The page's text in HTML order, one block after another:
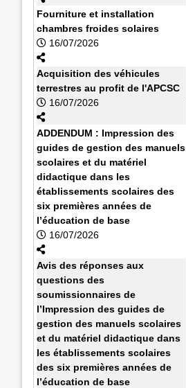
Fourniture et installation
chambres froides solaires
16/07/2026
Acquisition des véhicules
terrestres au profit de l'APCSC
16/07/2026
ADDENDUM : Impression des
guides de gestion des manuels
scolaires et du matériel
didactique dans les
établissements scolaires des
six premières années de
l’éducation de base
16/07/2026
Avis des réponses aux
questions des
soumissionnaires de
l’Impression des guides de
gestion des manuels scolaires
et du matériel didactique dans
les établissements scolaires
des six premières années de
l’éducation de base